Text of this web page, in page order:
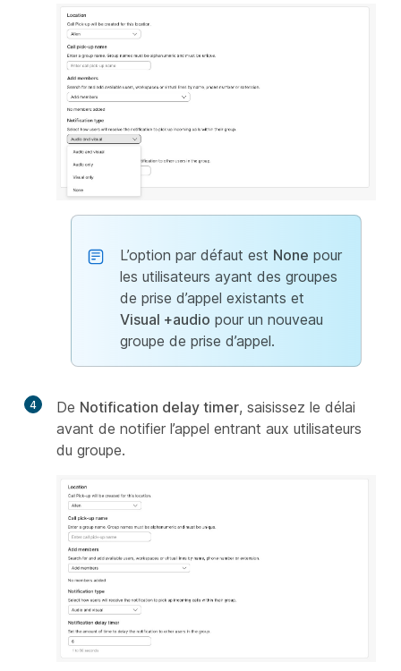
L’option par défaut est None pour
les utilisateurs ayant des groupes
de prise d’appel existants et
Visual +audio pour un nouveau
groupe de prise d’appel.
4 De Notification delay timer, saisissez le délai
avant de notifier l’appel entrant aux utilisateurs
du groupe.